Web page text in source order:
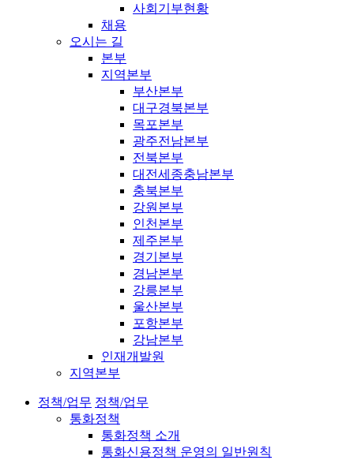
사회기부현황
채용
오시는 길
본부
지역본부
부산본부
대구경북본부
목포본부
광주전남본부
전북본부
대전세종충남본부
충북본부
강원본부
인천본부
제주본부
경기본부
경남본부
강릉본부
울산본부
포항본부
강남본부
인재개발원
지역본부
정책/업무 정책/업무
통화정책
통화정책 소개
통화신용정책 운영의 일반원칙